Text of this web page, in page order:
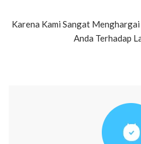
Karena Kami Sangat
Anda Terhadap